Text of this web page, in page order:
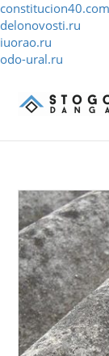
constitucion40.com
delonovosti.ru
iuorao.ru
odo-ural.ru